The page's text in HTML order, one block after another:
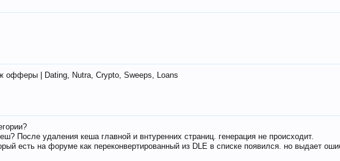
офферы | Dating, Nutra, Crypto, Sweeps, Loans
После удаления кеша главной и внтуренних страниц. генерация не происходит.
есть на форуме как переконвертированный из DLE в списке появился. но выдает